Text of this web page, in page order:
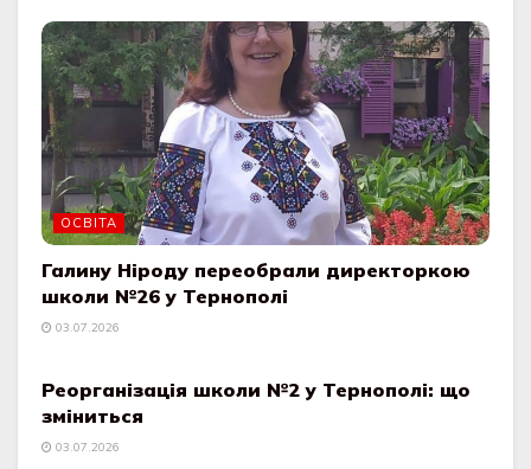
ОСВІТА
Галину Ніроду переобрали директоркою
школи №26 у Тернополі
03.07.2026
Реорганізація школи №2 у Тернополі: що
зміниться
03.07.2026